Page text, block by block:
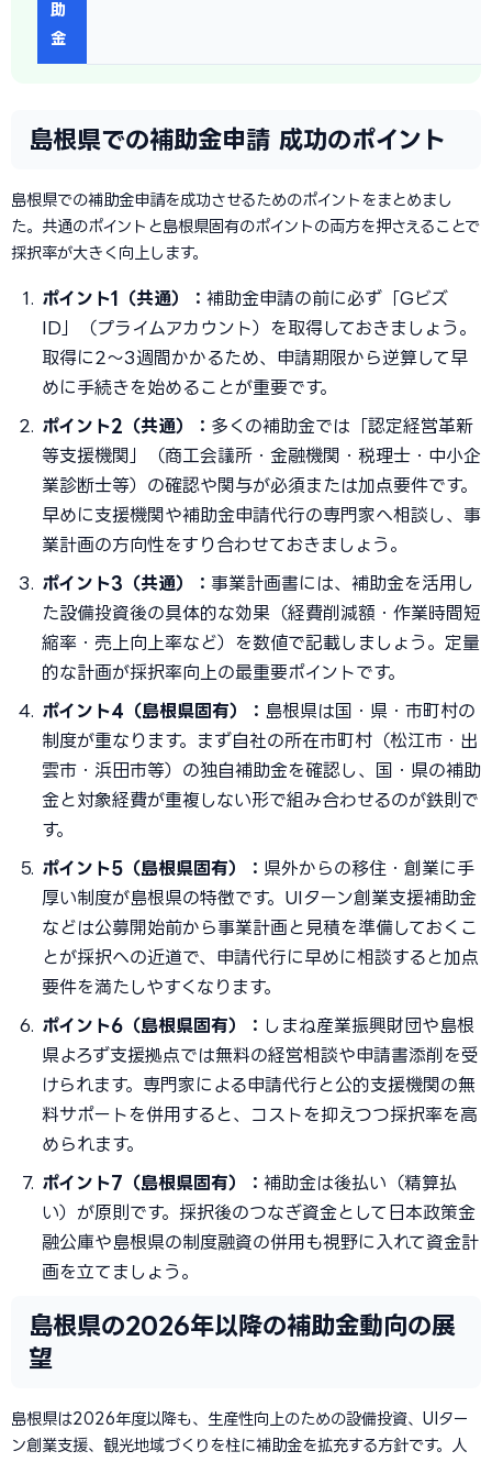
助
金
島根県での補助金申請 成功のポイント
島根県での補助金申請を成功させるためのポイントをまとめまし
た。共通のポイントと島根県固有のポイントの両方を押さえることで
採択率が大きく向上します。
ポイント1（共通）： 補助金申請の前に必ず「Gビズ
ID」（プライムアカウント）を取得しておきましょう。
取得に2〜3週間かかるため、申請期限から逆算して早
めに手続きを始めることが重要です。
ポイント2（共通）： 多くの補助金では「認定経営革新
等支援機関」（商工会議所・金融機関・税理士・中小企
業診断士等）の確認や関与が必須または加点要件です。
早めに支援機関や補助金申請代行の専門家へ相談し、事
業計画の方向性をすり合わせておきましょう。
ポイント3（共通）： 事業計画書には、補助金を活用し
た設備投資後の具体的な効果（経費削減額・作業時間短
縮率・売上向上率など）を数値で記載しましょう。定量
的な計画が採択率向上の最重要ポイントです。
ポイント4（島根県固有）： 島根県は国・県・市町村の
制度が重なります。まず自社の所在市町村（松江市・出
雲市・浜田市等）の独自補助金を確認し、国・県の補助
金と対象経費が重複しない形で組み合わせるのが鉄則で
す。
ポイント5（島根県固有）： 県外からの移住・創業に手
厚い制度が島根県の特徴です。UIターン創業支援補助金
などは公募開始前から事業計画と見積を準備しておくこ
とが採択への近道で、申請代行に早めに相談すると加点
要件を満たしやすくなります。
ポイント6（島根県固有）： しまね産業振興財団や島根
県よろず支援拠点では無料の経営相談や申請書添削を受
けられます。専門家による申請代行と公的支援機関の無
料サポートを併用すると、コストを抑えつつ採択率を高
められます。
ポイント7（島根県固有）： 補助金は後払い（精算払
い）が原則です。採択後のつなぎ資金として日本政策金
融公庫や島根県の制度融資の併用も視野に入れて資金計
画を立てましょう。
島根県の2026年以降の補助金動向の展
望
島根県は2026年度以降も、生産性向上のための設備投資、UIター
ン創業支援、観光地域づくりを柱に補助金を拡充する方針です。人